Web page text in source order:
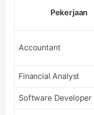
Pekerjaan
Accountant
Financial Analyst
Software Developer